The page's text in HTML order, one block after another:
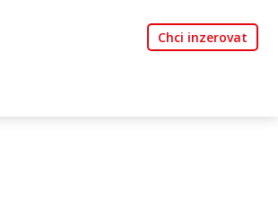
Chci inzerovat